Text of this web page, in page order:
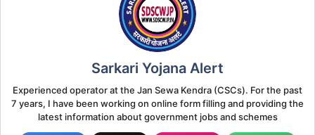
Sarkari Yojana Alert
Experienced operator at the Jan Sewa Kendra (CSCs). For the past
7 years, I have been working on online form filling and providing the
latest information about government jobs and schemes